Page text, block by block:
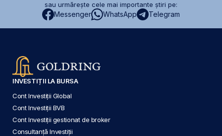
sau urmărește cele mai importante știri pe:
Messenger WhatsApp Telegram
INVESTIȚII LA BURSA
Cont Investiții Global
Cont Investiții BVB
Cont Investiții gestionat de broker
Consultanță Investiții